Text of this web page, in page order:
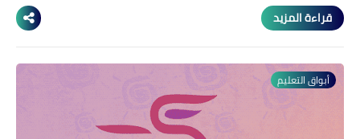
قراءة المزيد
أبواق التعليم